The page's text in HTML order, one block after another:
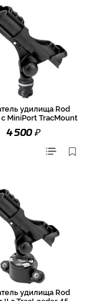
удилища Rod
MiniPort TracMount
4 500₽
удилища Rod